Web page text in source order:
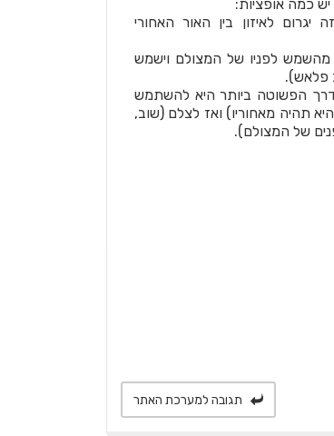
תגובה למערכת האתר
כמה אופציות:
לאיזון בין האור האחורי
לפניו של המצולם וישמש
פלאש).
הפשוטה ביותר היא להשתמש
תהיה מאחוריו) ואז לצלם (שוב,
של המצולם).